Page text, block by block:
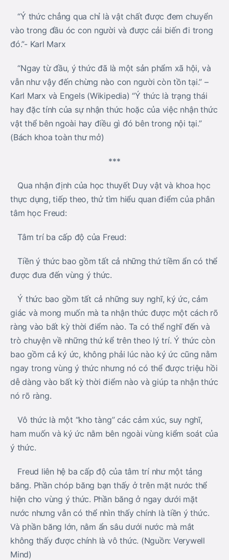
“Ý thức chẳng qua chỉ là vật chất được đem chuyển
vào trong đầu óc con người và được cải biến đi trong
đó.”- Karl Marx
“Ngay từ đầu, ý thức đã là một sản phẩm xã hội, và
vẫn như vậy đến chừng nào con người còn tồn tại.” –
Karl Marx và Engels (Wikipedia) “Ý thức là trạng thái
hay đặc tính của sự nhận thức hoặc của việc nhận thức
vật thể bên ngoài hay điều gì đó bên trong nội tại.”
(Bách khoa toàn thư mở)
***
Qua nhận định của học thuyết Duy vật và khoa học
thực dụng, tiếp theo, thử tìm hiểu quan điểm của phân
tâm học Freud:
Tâm trí ba cấp độ của Freud:
Tiền ý thức bao gồm tất cả những thứ tiềm ẩn có thể
được đưa đến vùng ý thức.
Ý thức bao gồm tất cả những suy nghĩ, ký ức, cảm
giác và mong muốn mà ta nhận thức được một cách rõ
ràng vào bất kỳ thời điểm nào. Ta có thể nghĩ đến và
trò chuyện về những thứ kể trên theo lý trí. Ý thức còn
bao gồm cả ký ức, không phải lúc nào ký ức cũng nằm
ngay trong vùng ý thức nhưng nó có thể được triệu hồi
dễ dàng vào bất kỳ thời điểm nào và giúp ta nhận thức
nó rõ ràng.
Vô thức là một “kho tàng” các cảm xúc, suy nghĩ,
ham muốn và ký ức nằm bên ngoài vùng kiểm soát của
ý thức.
Freud liên hệ ba cấp độ của tâm trí như một tảng
băng. Phần chóp băng bạn thấy ở trên mặt nước thể
hiện cho vùng ý thức. Phần băng ở ngay dưới mặt
nước nhưng vẫn có thể nhìn thấy chính là tiền ý thức.
Và phần băng lớn, nằm ẩn sâu dưới nước mà mắt
không thấy được chính là vô thức. (Nguồn: Verywell
Mind)